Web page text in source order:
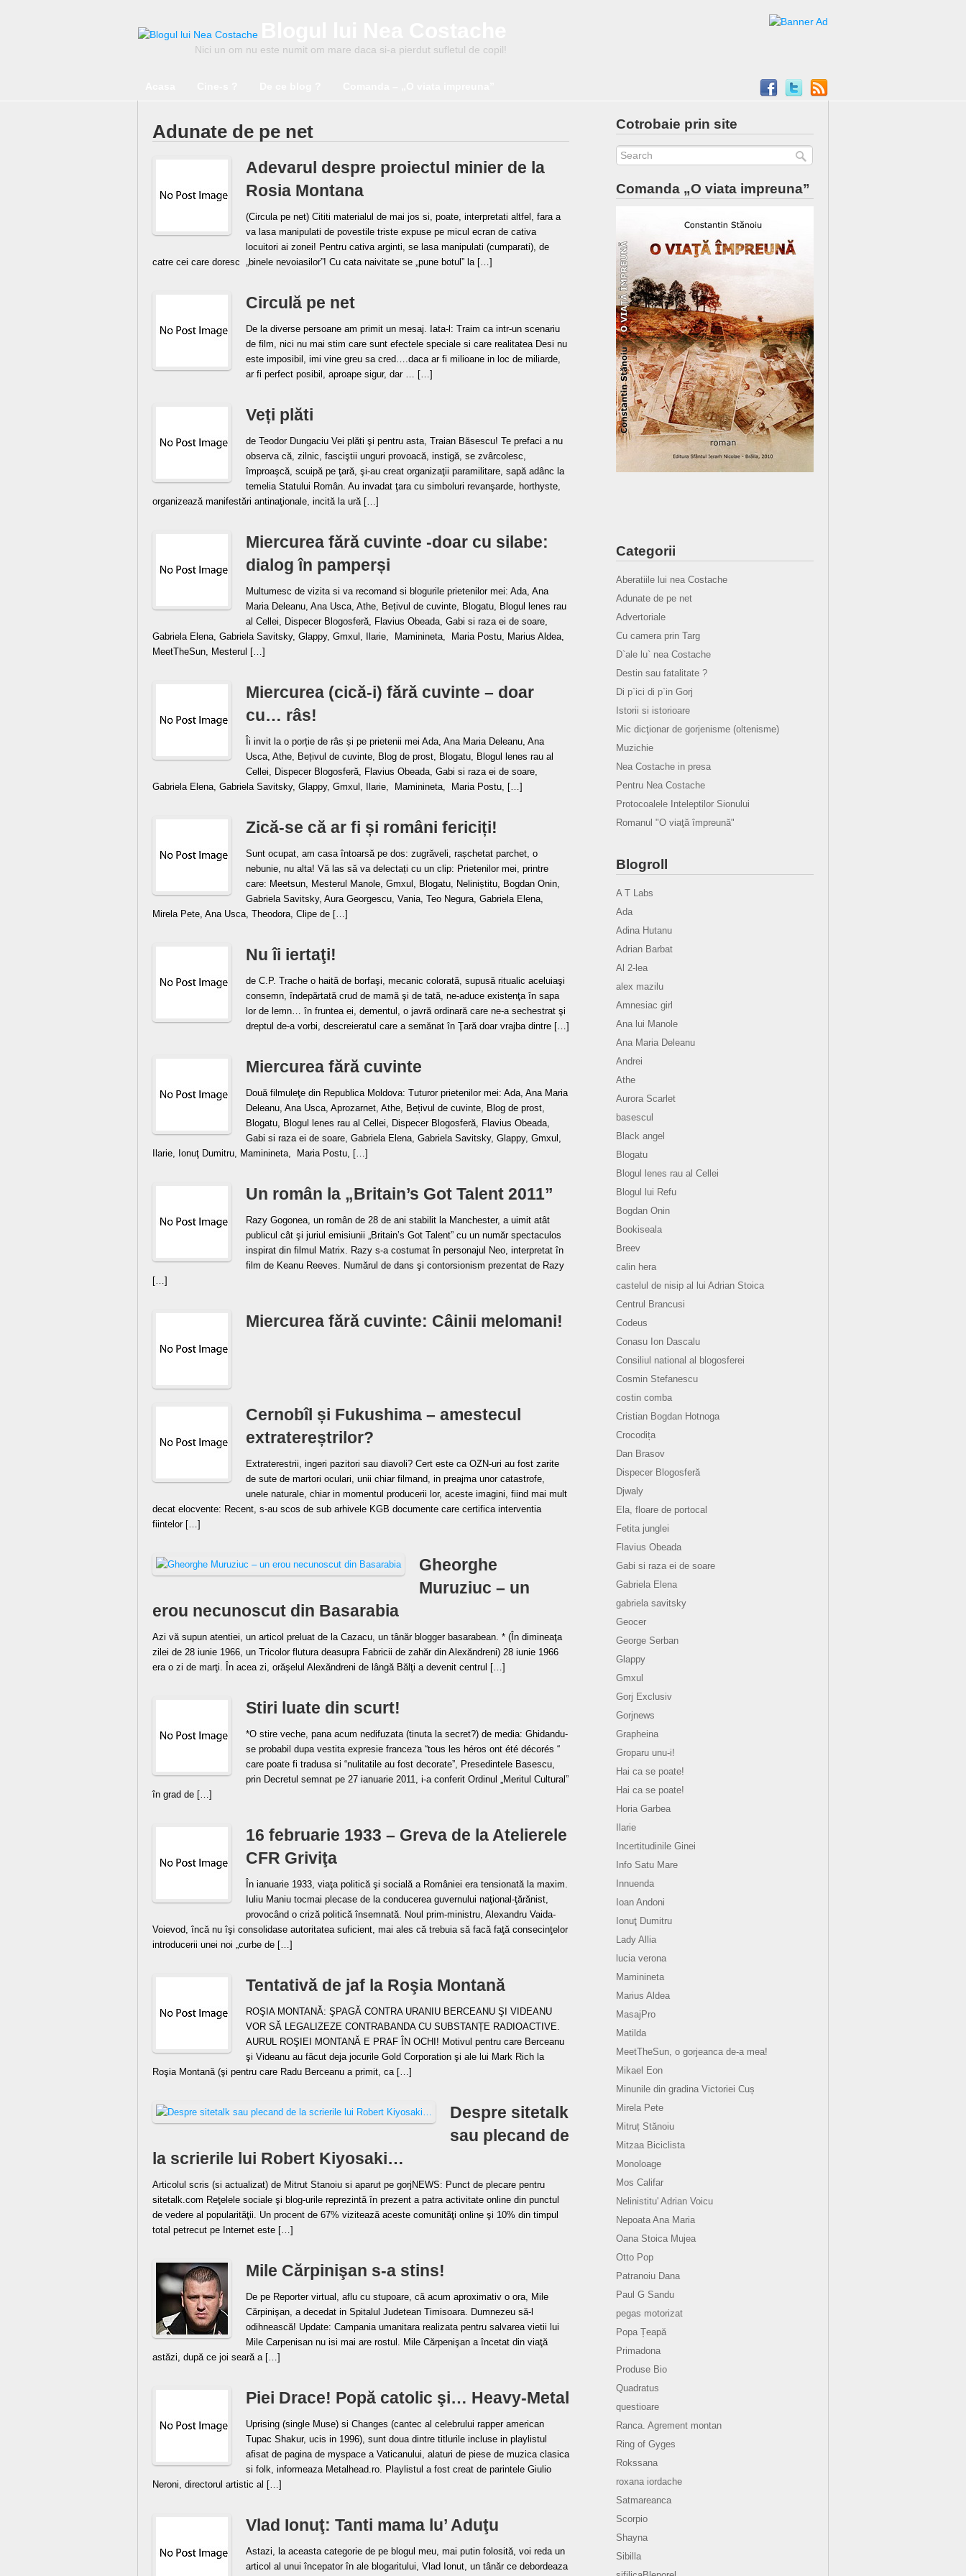
Nici un om nu este numit om mare daca si-a pierdut sufletul de copil!
Adunate de pe net
Adevarul despre proiectul minier de la
Rosia Montana
(Circula pe net) Cititi materialul de mai jos si, poate, interpretati altfel, fara a
va lasa manipulati de povestile triste expuse pe micul ecran de cativa
locuitori ai zonei! Pentru cativa arginti, se lasa manipulati (cumparati), de
catre cei care doresc „binele nevoiasilor”! Cu cata naivitate se „pune botul” la […]
Circulă pe net
De la diverse persoane am primit un mesaj. Iata-l: Traim ca intr-un scenariu
de film, nici nu mai stim care sunt efectele speciale si care realitatea Desi nu
este imposibil, imi vine greu sa cred….daca ar fi milioane in loc de miliarde,
ar fi perfect posibil, aproape sigur, dar … […]
Veți plăti
de Teodor Dungaciu Vei plăti şi pentru asta, Traian Băsescu! Te prefaci a nu
observa că, zilnic, fasciştii unguri provoacă, instigă, se zvârcolesc,
împroaşcă, scuipă pe ţară, şi-au creat organizaţii paramilitare, sapă adânc la
temelia Statului Român. Au invadat ţara cu simboluri revanşarde, horthyste,
organizează manifestări antinaţionale, incită la ură […]
Miercurea fără cuvinte -doar cu silabe:
dialog în pamperși
Multumesc de vizita si va recomand si blogurile prietenilor mei: Ada, Ana
Maria Deleanu, Ana Usca, Athe, Bețivul de cuvinte, Blogatu, Blogul lenes rau
al Cellei, Dispecer Blogosferă, Flavius Obeada, Gabi si raza ei de soare,
Gabriela Elena, Gabriela Savitsky, Glappy, Gmxul, Ilarie, Maminineta, Maria Postu, Marius Aldea,
MeetTheSun, Mesterul […]
Miercurea (cică-i) fără cuvinte – doar
cu… râs!
Îi invit la o porție de râs și pe prietenii mei Ada, Ana Maria Deleanu, Ana
Usca, Athe, Bețivul de cuvinte, Blog de prost, Blogatu, Blogul lenes rau al
Cellei, Dispecer Blogosferă, Flavius Obeada, Gabi si raza ei de soare,
Gabriela Elena, Gabriela Savitsky, Glappy, Gmxul, Ilarie, Maminineta, Maria Postu, […]
Zică-se că ar fi și români fericiți!
Sunt ocupat, am casa întoarsă pe dos: zugrăveli, rașchetat parchet, o
nebunie, nu alta! Vă las să va delectați cu un clip: Prietenilor mei, printre
care: Meetsun, Mesterul Manole, Gmxul, Blogatu, Neliniștitu, Bogdan Onin,
Gabriela Savitsky, Aura Georgescu, Vania, Teo Negura, Gabriela Elena,
Mirela Pete, Ana Usca, Theodora, Clipe de […]
Nu îi iertaţi!
de C.P. Trache o haită de borfaşi, mecanic colorată, supusă ritualic aceluiaşi
consemn, îndepărtată crud de mamă şi de tată, ne-aduce existenţa în sapa
lor de lemn… în fruntea ei, dementul, o javră ordinară care ne-a sechestrat şi
dreptul de-a vorbi, descreieratul care a semănat în Ţară doar vrajba dintre […]
Miercurea fără cuvinte
Două filmuleţe din Republica Moldova: Tuturor prietenilor mei: Ada, Ana Maria
Deleanu, Ana Usca, Aprozarnet, Athe, Bețivul de cuvinte, Blog de prost,
Blogatu, Blogul lenes rau al Cellei, Dispecer Blogosferă, Flavius Obeada,
Gabi si raza ei de soare, Gabriela Elena, Gabriela Savitsky, Glappy, Gmxul,
Ilarie, Ionuţ Dumitru, Maminineta, Maria Postu, […]
Un român la „Britain’s Got Talent 2011”
Razy Gogonea, un român de 28 de ani stabilit la Manchester, a uimit atât
publicul cât şi juriul emisiunii „Britain’s Got Talent” cu un număr spectaculos
inspirat din filmul Matrix. Razy s-a costumat în personajul Neo, interpretat în
film de Keanu Reeves. Numărul de dans şi contorsionism prezentat de Razy
[…]
Miercurea fără cuvinte: Câinii melomani!
Cernobîl și Fukushima – amestecul
extratereștrilor?
Extraterestrii, ingeri pazitori sau diavoli? Cert este ca OZN-uri au fost zarite
de sute de martori oculari, unii chiar filmand, in preajma unor catastrofe,
unele naturale, chiar in momentul producerii lor, aceste imagini, fiind mai mult
decat elocvente: Recent, s-au scos de sub arhivele KGB documente care certifica interventia
fiintelor […]
Gheorghe
Muruziuc – un
erou necunoscut din Basarabia
Azi vă supun atentiei, un articol preluat de la Cazacu, un tânăr blogger basarabean. * (În dimineaţa
zilei de 28 iunie 1966, un Tricolor flutura deasupra Fabricii de zahăr din Alexăndreni) 28 iunie 1966
era o zi de marţi. În acea zi, orăşelul Alexăndreni de lângă Bălţi a devenit centrul […]
Stiri luate din scurt!
*O stire veche, pana acum nedifuzata (tinuta la secret?) de media: Ghidandu-
se probabil dupa vestita expresie franceza “tous les héros ont été décorés “
care poate fi tradusa si “nulitatile au fost decorate”, Presedintele Basescu,
prin Decretul semnat pe 27 ianuarie 2011, i-a conferit Ordinul „Meritul Cultural”
în grad de […]
16 februarie 1933 – Greva de la Atelierele
CFR Griviţa
În ianuarie 1933, viaţa politică şi socială a României era tensionată la maxim.
Iuliu Maniu tocmai plecase de la conducerea guvernului naţional-ţărănist,
provocând o criză politică însemnată. Noul prim-ministru, Alexandru Vaida-
Voievod, încă nu îşi consolidase autoritatea suficient, mai ales că trebuia să facă faţă consecinţelor
introducerii unei noi „curbe de […]
Tentativă de jaf la Roşia Montană
ROŞIA MONTANĂ: ŞPAGĂ CONTRA URANIU BERCEANU ŞI VIDEANU
VOR SĂ LEGALIZEZE CONTRABANDA CU SUBSTANȚE RADIOACTIVE.
AURUL ROŞIEI MONTANĂ E PRAF ÎN OCHI! Motivul pentru care Berceanu
şi Videanu au făcut deja jocurile Gold Corporation şi ale lui Mark Rich la
Roşia Montană (şi pentru care Radu Berceanu a primit, ca […]
Despre sitetalk
sau plecand de
la scrierile lui Robert Kiyosaki…
Articolul scris (si actualizat) de Mitrut Stanoiu si aparut pe gorjNEWS: Punct de plecare pentru
sitetalk.com Reţelele sociale şi blog-urile reprezintă în prezent a patra activitate online din punctul
de vedere al popularităţii. Un procent de 67% vizitează aceste comunităţi online şi 10% din timpul
total petrecut pe Internet este […]
Mile Cărpinişan s-a stins!
De pe Reporter virtual, aflu cu stupoare, că acum aproximativ o ora, Mile
Cărpinişan, a decedat in Spitalul Judetean Timisoara. Dumnezeu să-l
odihnească! Update: Campania umanitara realizata pentru salvarea vietii lui
Mile Carpenisan nu isi mai are rostul. Mile Cărpenişan a încetat din viaţă
astăzi, după ce joi seară a […]
Piei Drace! Popă catolic şi… Heavy-Metal
Uprising (single Muse) si Changes (cantec al celebrului rapper american
Tupac Shakur, ucis in 1996), sunt doua dintre titlurile incluse in playlistul
afisat de pagina de myspace a Vaticanului, alaturi de piese de muzica clasica
si folk, informeaza Metalhead.ro. Playlistul a fost creat de parintele Giulio
Neroni, directorul artistic al […]
Vlad Ionuţ: Tanti mama lu’ Aduţu
Astazi, la aceasta categorie de pe blogul meu, mai putin folosită, voi reda un
articol al unui începator în ale blogaritului, Vlad Ionut, un tânăr ce debordeaza
Cotrobaie prin site
Comanda „O viata impreuna”
Categorii
Aberatiile lui nea Costache
Adunate de pe net
Advertoriale
Cu camera prin Targ
D`ale lu` nea Costache
Destin sau fatalitate ?
Di p`ici di p`in Gorj
Istorii si istorioare
Mic dicţionar de gorjenisme (oltenisme)
Muzichie
Nea Costache in presa
Pentru Nea Costache
Protocoalele Inteleptilor Sionului
Romanul "O viaţă împreună"
Blogroll
A T Labs
Ada
Adina Hutanu
Adrian Barbat
Al 2-lea
alex mazilu
Amnesiac girl
Ana lui Manole
Ana Maria Deleanu
Andrei
Athe
Aurora Scarlet
basescul
Black angel
Blogatu
Blogul lenes rau al Cellei
Blogul lui Refu
Bogdan Onin
Bookiseala
Breev
calin hera
castelul de nisip al lui Adrian Stoica
Centrul Brancusi
Codeus
Conasu Ion Dascalu
Consiliul national al blogosferei
Cosmin Stefanescu
costin comba
Cristian Bogdan Hotnoga
Crocodița
Dan Brasov
Dispecer Blogosferă
Djwaly
Ela, floare de portocal
Fetita junglei
Flavius Obeada
Gabi si raza ei de soare
Gabriela Elena
gabriela savitsky
Geocer
George Serban
Glappy
Gmxul
Gorj Exclusiv
Gorjnews
Grapheina
Groparu unu-i!
Hai ca se poate!
Hai ca se poate!
Horia Garbea
Ilarie
Incertitudinile Ginei
Info Satu Mare
Innuenda
Ioan Andoni
Ionuţ Dumitru
Lady Allia
lucia verona
Maminineta
Marius Aldea
MasajPro
Matilda
MeetTheSun, o gorjeanca de-a mea!
Mikael Eon
Minunile din gradina Victoriei Cuș
Mirela Pete
Mitruț Stănoiu
Mitzaa Biciclista
Monoloage
Mos Califar
Nelinistitu' Adrian Voicu
Nepoata Ana Maria
Oana Stoica Mujea
Otto Pop
Patranoiu Dana
Paul G Sandu
pegas motorizat
Popa Țeapă
Primadona
Produse Bio
Quadratus
questioare
Ranca. Agrement montan
Ring of Gyges
Rokssana
roxana iordache
Satmareanca
Scorpio
Shayna
Sibilla